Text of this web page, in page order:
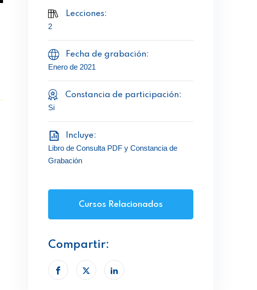
Lecciones:
2
Fecha de grabación:
Enero de 2021
Constancia de participación:
Si
Incluye:
Libro de Consulta PDF y Constancia de
Grabación
Cursos Relacionados
Compartir: